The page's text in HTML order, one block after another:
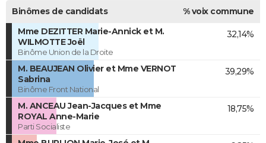
Binômes de candidats
% voix commune
Mme DEZITTER Marie-Annick et M.
WILMOTTE Joël
Binôme Union de la Droite
32,14%
M. BEAUJEAN Olivier et Mme VERNOT
Sabrina
Binôme Front National
39,29%
M. ANCEAU Jean-Jacques et Mme
ROYAL Anne-Marie
Parti Socialiste
18,75%